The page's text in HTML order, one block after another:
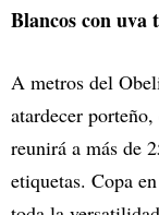
Blancos con uva
A metros del
atardecer
reunirá a más de
etiquetas. Copa